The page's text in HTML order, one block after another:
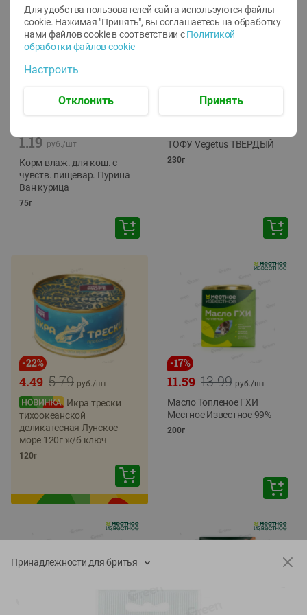
1.19 руб./шт
Корм влаж. для кош. с
чувств. пищевар. Пурина
Ван курица
75г
ТОФУ Vegetus ТВЕРДЫЙ
230г
-22%
5.79
4.49 руб./шт
Икра трески
тихоокеанской
деликатесная Лунское
море 120г ж/б ключ
120г
-17%
13.99
11.59 руб./шт
Масло Топленое ГХИ
Местное Известное 99%
200г
Принадлежности для бритья
Для удобства пользователей сайта используются файлы
cookie. Нажимая "Принять", вы соглашаетесь на обработку
нами файлов cookie в соответствии с Политикой
обработки файлов cookie
Настроить
Отклонить Принять